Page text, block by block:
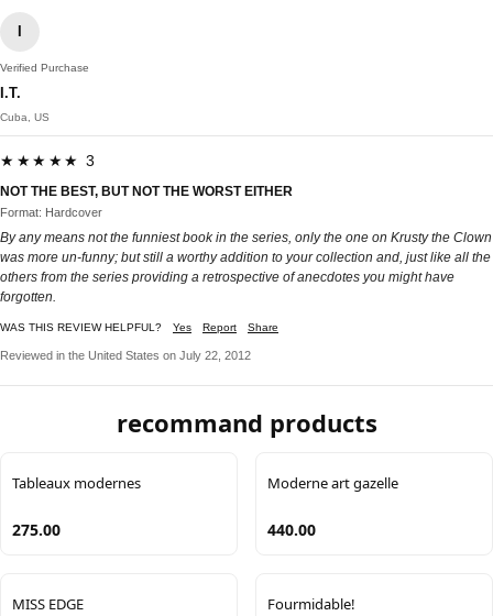
Verified Purchase
I.T.
Cuba, US
★★★★★ 3
NOT THE BEST, BUT NOT THE WORST EITHER
Format: Hardcover
By any means not the funniest book in the series, only the one on Krusty the Clown
was more un-funny; but still a worthy addition to your collection and, just like all the
others from the series providing a retrospective of anecdotes you might have
forgotten.
WAS THIS REVIEW HELPFUL? Yes Report Share
Reviewed in the United States on July 22, 2012
recommand products
Tableaux modernes
275.00
Moderne art gazelle
440.00
MISS EDGE Fourmidable!